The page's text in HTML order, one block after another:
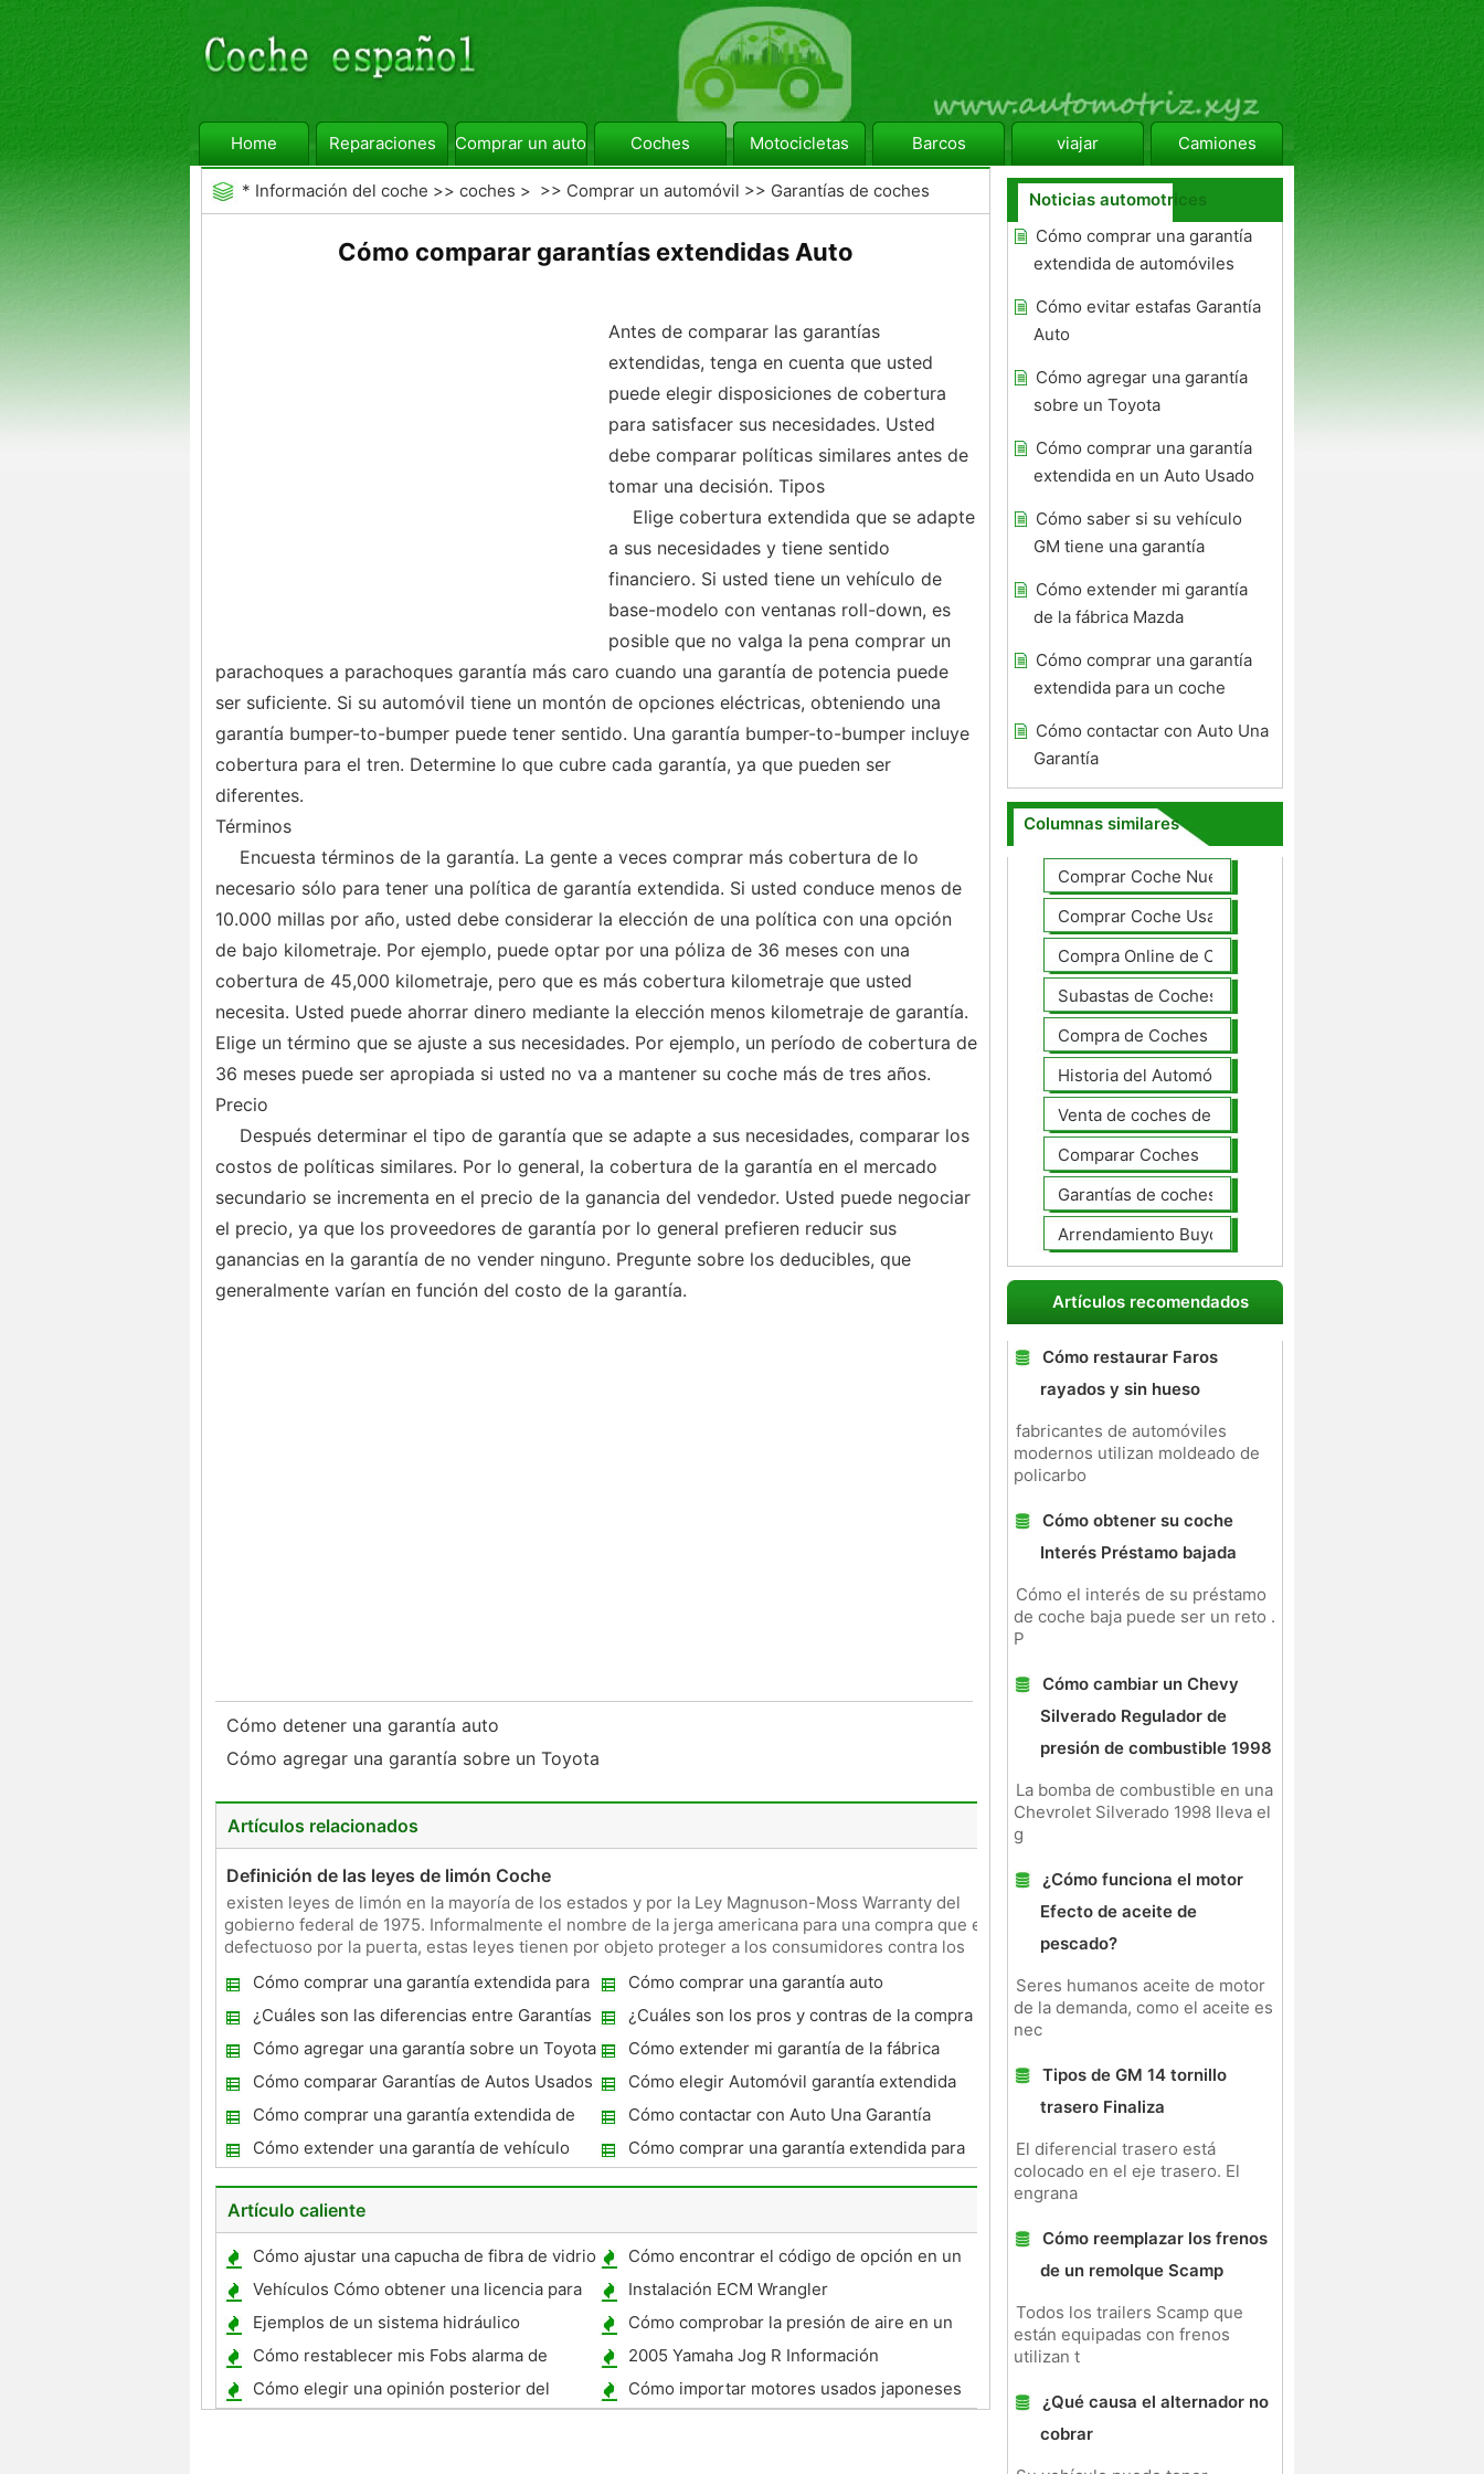
Home Reparaciones Comprar un automóvil Coches Motocicletas Barcos viajar Camiones
* Información del coche >> coches > >> Comprar un automóvil >> Garantías de coches
Cómo comparar garantías extendidas Auto
Antes de comparar las garantías
extendidas, tenga en cuenta que usted
puede elegir disposiciones de cobertura
para satisfacer sus necesidades. Usted
debe comparar políticas similares antes de
tomar una decisión. Tipos
Elige cobertura extendida que se adapte
a sus necesidades y tiene sentido
financiero. Si usted tiene un vehículo de
base-modelo con ventanas roll-down, es
posible que no valga la pena comprar un
parachoques a parachoques garantía más caro cuando una garantía de potencia puede
ser suficiente. Si su automóvil tiene un montón de opciones eléctricas, obteniendo una
garantía bumper-to-bumper puede tener sentido. Una garantía bumper-to-bumper incluye
cobertura para el tren. Determine lo que cubre cada garantía, ya que pueden ser
diferentes.
Términos
Encuesta términos de la garantía. La gente a veces comprar más cobertura de lo
necesario sólo para tener una política de garantía extendida. Si usted conduce menos de
10.000 millas por año, usted debe considerar la elección de una política con una opción
de bajo kilometraje. Por ejemplo, puede optar por una póliza de 36 meses con una
cobertura de 45,000 kilometraje, pero que es más cobertura kilometraje que usted
necesita. Usted puede ahorrar dinero mediante la elección menos kilometraje de garantía.
Elige un término que se ajuste a sus necesidades. Por ejemplo, un período de cobertura de
36 meses puede ser apropiada si usted no va a mantener su coche más de tres años.
Precio
Después determinar el tipo de garantía que se adapte a sus necesidades, comparar los
costos de políticas similares. Por lo general, la cobertura de la garantía en el mercado
secundario se incrementa en el precio de la ganancia del vendedor. Usted puede negociar
el precio, ya que los proveedores de garantía por lo general prefieren reducir sus
ganancias en la garantía de no vender ninguno. Pregunte sobre los deducibles, que
generalmente varían en función del costo de la garantía.
Cómo detener una garantía auto
Cómo agregar una garantía sobre un Toyota
Artículos relacionados
Definición de las leyes de limón Coche
existen leyes de limón en la mayoría de los estados y por la Ley Magnuson-Moss Warranty del
gobierno federal de 1975. Informalmente el nombre de la jerga americana para una compra que es
defectuoso por la puerta, estas leyes tienen por objeto proteger a los consumidores contra los
Cómo comprar una garantía extendida para
un coche
Cómo comprar una garantía auto
¿Cuáles son las diferencias entre Garantías
De segunda mano y extendido certificados?
¿Cuáles son los pros y contras de la compra
de una garantía extendida coche nuevo?
Cómo agregar una garantía sobre un Toyota
Cómo extender mi garantía de la fábrica
Mazda
Cómo comparar Garantías de Autos Usados ​​
Cómo elegir Automóvil garantía extendida
Cómo comprar una garantía extendida de
GM
Cómo contactar con Auto Una Garantía
Cómo extender una garantía de vehículo
Cómo comprar una garantía extendida para
un coche
Artículo caliente
Cómo ajustar una capucha de fibra de vidrio
Cómo encontrar el código de opción en un
Chevy Impala 1961
Vehículos Cómo obtener una licencia para
la venta de autos usados ​​
Instalación ECM Wrangler
Ejemplos de un sistema hidráulico
Cómo comprobar la presión de aire en un
neumático en un Kia Spectra
Cómo restablecer mis Fobs alarma de
coche para un Hyundai Tiburon
2005 Yamaha Jog R Información
Cómo elegir una opinión posterior del
coche de repuesto del sistema de cámara
Cómo importar motores usados ​​japoneses
Noticias automotrices
Cómo comprar una garantía
extendida de automóviles
Cómo evitar estafas Garantía
Auto
Cómo agregar una garantía
sobre un Toyota
Cómo comprar una garantía
extendida en un Auto Usado
Cómo saber si su vehículo
GM tiene una garantía
Cómo extender mi garantía
de la fábrica Mazda
Cómo comprar una garantía
extendida para un coche
Cómo contactar con Auto Una
Garantía
Columnas similares
Comprar Coche Nuevo
Comprar Coche Usado
Compra Online de Coches
Subastas de Coches
Compra de Coches Basics
Historia del Automóvil
Venta de coches de lujo
Comparar Coches
Garantías de coches ampliado
Arrendamiento Buyout
Artículos recomendados
Cómo restaurar Faros
rayados y sin hueso
fabricantes de automóviles
modernos utilizan moldeado de
policarbo
Cómo obtener su coche
Interés Préstamo bajada
Cómo el interés de su préstamo
de coche baja puede ser un reto .
P
Cómo cambiar un Chevy
Silverado Regulador de
presión de combustible 1998
La bomba de combustible en una
Chevrolet Silverado 1998 lleva el
g
¿Cómo funciona el motor
Efecto de aceite de
pescado?
Seres humanos aceite de motor
de la demanda, como el aceite es
nec
Tipos de GM 14 tornillo
trasero Finaliza
El diferencial trasero está
colocado en el eje trasero. El
engrana
Cómo reemplazar los frenos
de un remolque Scamp
Todos los trailers Scamp que
están equipadas con frenos
utilizan t
¿Qué causa el alternador no
cobrar